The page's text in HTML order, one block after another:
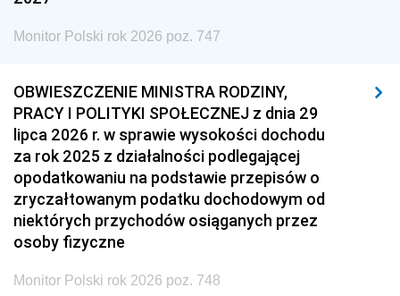
Monitor Polski rok 2026 poz. 747
OBWIESZCZENIE MINISTRA RODZINY,
PRACY I POLITYKI SPOŁECZNEJ z dnia 29
lipca 2026 r. w sprawie wysokości dochodu
za rok 2025 z działalności podlegającej
opodatkowaniu na podstawie przepisów o
zryczałtowanym podatku dochodowym od
niektórych przychodów osiąganych przez
osoby fizyczne
Monitor Polski rok 2026 poz. 748